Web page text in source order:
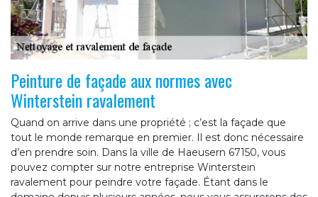
Peinture de façade aux normes avec
Winterstein ravalement
Quand on arrive dans une propriété ; c’est la façade que
tout le monde remarque en premier. Il est donc nécessaire
d’en prendre soin. Dans la ville de Haeusern 67150, vous
pouvez compter sur notre entreprise Winterstein
ravalement pour peindre votre façade. Étant dans le